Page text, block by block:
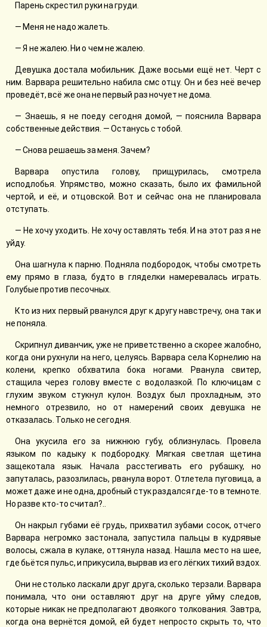
Парень скрестил руки на груди.
— Меня не надо жалеть.
— Я не жалею. Ни о чем не жалею.
Девушка достала мобильник. Даже восьми ещё нет. Черт с
ним. Варвара решительно набила смс отцу. Он и без неё вечер
проведëт, всё же она не первый раз ночует не дома.
— Знаешь, я не поеду сегодня домой, — пояснила Варвара
собственные действия. — Останусь с тобой.
— Снова решаешь за меня. Зачем?
Варвара опустила голову, прищурилась, смотрела
исподлобья. Упрямство, можно сказать, было их фамильной
чертой, и её, и отцовской. Вот и сейчас она не планировала
отступать.
— Не хочу уходить. Не хочу оставлять тебя. И на этот раз я не
уйду.
Она шагнула к парню. Подняла подбородок, чтобы смотреть
ему прямо в глаза, будто в гляделки намеревалась играть.
Голубые против песочных.
Кто из них первый рванулся друг к другу навстречу, она так и
не поняла.
Скрипнул диванчик, уже не приветственно а скорее жалобно,
когда они рухнули на него, целуясь. Варвара села Корнелию на
колени, крепко обхватила бока ногами. Рванула свитер,
стащила через голову вместе с водолазкой. По ключицам с
глухим звуком стукнул кулон. Воздух был прохладным, это
немного отрезвило, но от намерений своих девушка не
отказалась. Только не сегодня.
Она укусила его за нижнюю губу, облизнулась. Провела
языком по кадыку к подбородку. Мягкая светлая щетина
защекотала язык. Начала расстегивать его рубашку, но
запуталась, разозлилась, рванула ворот. Отлетела пуговица, а
может даже и не одна, дробный стук раздался где-то в темноте.
Но разве кто-то считал?..
Он накрыл губами её грудь, прихватил зубами сосок, отчего
Варвара негромко застонала, запустила пальцы в кудрявые
волосы, сжала в кулаке, оттянула назад. Нашла место на шее,
где бьётся пульс, и прикусила, вырвав из его лёгких тихий вздох.
Они не столько ласкали друг друга, сколько терзали. Варвара
понимала, что они оставляют друг на друге уйму следов,
которые никак не предполагают двоякого толкования. Завтра,
когда она вернётся домой, ей будет непросто скрыть то, что